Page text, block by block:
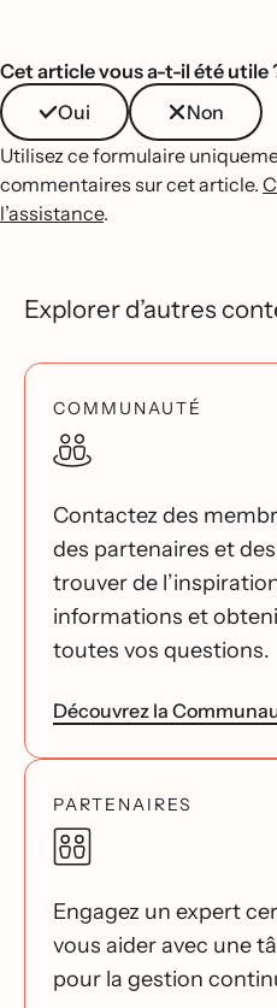
Cet article vous a-t-il été utile
Oui
Non
Utilisez ce formulaire
commentaires sur cet article.
l’assistance.
Explorer d’autres
COMMUNAUTÉ
Contactez des
des partenaires et
trouver de
informations et
toutes vos questions.
Découvrez la
PARTENAIRES
Engagez un expert
vous aider avec une
pour la gestion